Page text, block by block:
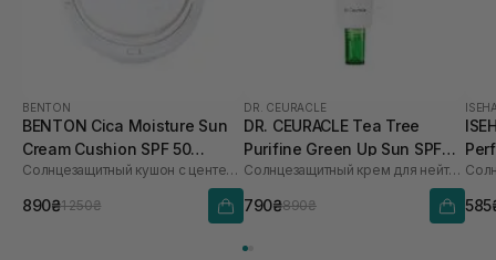
BENTON
BENTON Cica Moisture Sun
Cream Cushion SPF 50
PA++++ 15 г
Солнцезащитный кушон с центеллой
890₴1 250₴
DR. CEURACLE
DR. CEURACLE Tea Tree
Purifine Green Up Sun SPF
50+ PA++++ 50 мл
Солнцезащитный крем для нейтрализации красноты с экстрактом чайного дерева
790₴890₴